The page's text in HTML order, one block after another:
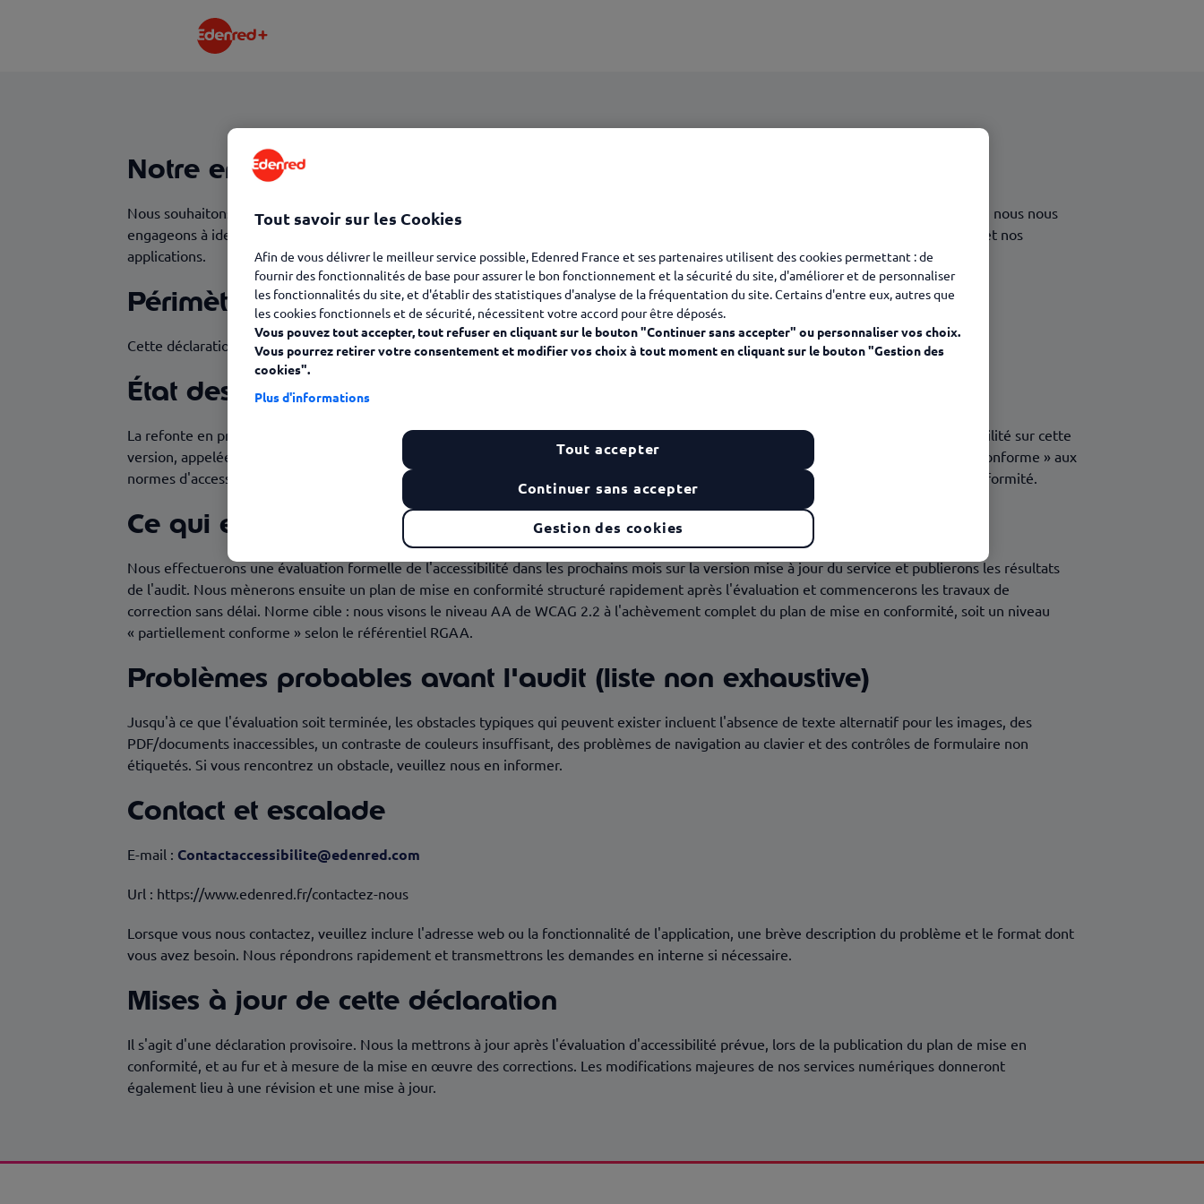
Notre engagement
Nous souhaitons que nos services numériques soient accessibles et utilisables par tous. L'amélioration de l'accessibilité est une priorité : nous nous
engageons à identifier et supprimer les obstacles afin que les personnes ayant des besoins spécifiques puissent utiliser notre site web et nos
applications.
Périmètre
Cette déclaration s'applique au service numérique suivant :edenred.fr.
État des lieux
La refonte en profondeur de ce service est prévue à court terme, ce qui explique que nous n'avons pas encore réalisé d’audit d'accessibilité sur cette
version, appelée à être revue rapidement. Par conséquent, ce site web/cette application est actuellement considéré(e) comme « non conforme » aux
normes d'accessibilité applicables. Il s'agit d'une position provisoire qui sera mise à jour après l'évaluation et les travaux de mise en conformité.
Ce qui est prévu
Nous effectuerons une évaluation formelle de l'accessibilité dans les prochains mois sur la version mise à jour du service et publierons les résultats
de l'audit. Nous mènerons ensuite un plan de mise en conformité structuré rapidement après l'évaluation et commencerons les travaux de
correction sans délai. Norme cible : nous visons le niveau AA de WCAG 2.2 à l'achèvement complet du plan de mise en conformité, soit un niveau
« partiellement conforme » selon le référentiel RGAA.
Problèmes probables avant l'audit (liste non exhaustive)
Jusqu'à ce que l'évaluation soit terminée, les obstacles typiques qui peuvent exister incluent l'absence de texte alternatif pour les images, des
PDF/documents inaccessibles, un contraste de couleurs insuffisant, des problèmes de navigation au clavier et des contrôles de formulaire non
étiquetés. Si vous rencontrez un obstacle, veuillez nous en informer.
Contact et escalade
E-mail : Contactaccessibilite@edenred.com
Url : https://www.edenred.fr/contactez-nous
Lorsque vous nous contactez, veuillez inclure l'adresse web ou la fonctionnalité de l'application, une brève description du problème et le format dont
vous avez besoin. Nous répondrons rapidement et transmettrons les demandes en interne si nécessaire.
Mises à jour de cette déclaration
Il s'agit d'une déclaration provisoire. Nous la mettrons à jour après l'évaluation d'accessibilité prévue, lors de la publication du plan de mise en
conformité, et au fur et à mesure de la mise en œuvre des corrections. Les modifications majeures de nos services numériques donneront
également lieu à une révision et une mise à jour.
Tout savoir sur les Cookies
Afin de vous délivrer le meilleur service possible, Edenred France et ses partenaires utilisent des cookies permettant : de
fournir des fonctionnalités de base pour assurer le bon fonctionnement et la sécurité du site, d'améliorer et de personnaliser
les fonctionnalités du site, et d'établir des statistiques d'analyse de la fréquentation du site. Certains d'entre eux, autres que
les cookies fonctionnels et de sécurité, nécessitent votre accord pour être déposés.
Vous pouvez tout accepter, tout refuser en cliquant sur le bouton "Continuer sans accepter" ou personnaliser vos choix.
Vous pourrez retirer votre consentement et modifier vos choix à tout moment en cliquant sur le bouton "Gestion des
cookies".
Plus d'informations
Gestion des cookies
Continuer sans accepter
Tout accepter